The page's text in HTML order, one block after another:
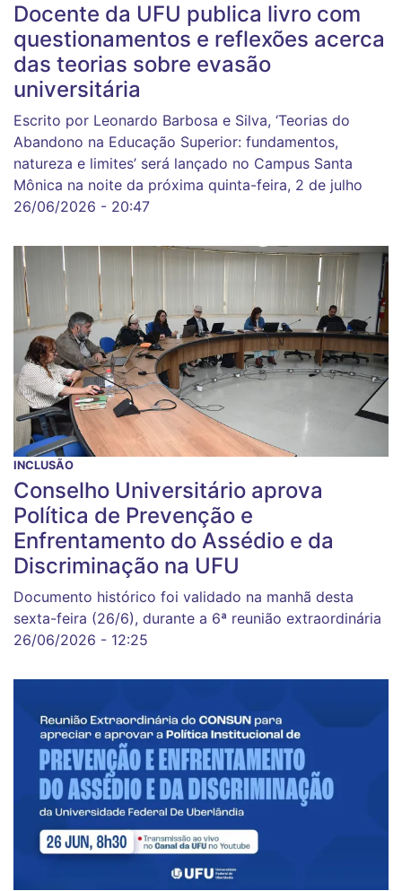
Docente da UFU publica livro com
questionamentos e reflexões acerca
das teorias sobre evasão
universitária
Escrito por Leonardo Barbosa e Silva, ‘Teorias do
Abandono na Educação Superior: fundamentos,
natureza e limites’ será lançado no Campus Santa
Mônica na noite da próxima quinta-feira, 2 de julho
26/06/2026 - 20:47
INCLUSÃO
Conselho Universitário aprova
Política de Prevenção e
Enfrentamento do Assédio e da
Discriminação na UFU
Documento histórico foi validado na manhã desta
sexta-feira (26/6), durante a 6ª reunião extraordinária
26/06/2026 - 12:25